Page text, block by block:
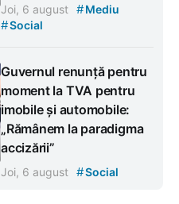
Joi, 6 august #Mediu
#Social
Guvernul renunță pentru
moment la TVA pentru
imobile și automobile:
„Rămânem la paradigma
accizării”
Joi, 6 august #Social